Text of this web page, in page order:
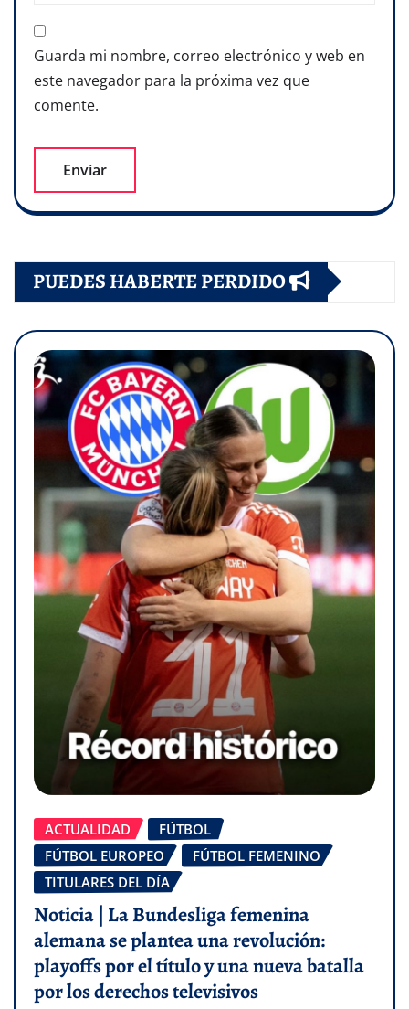
Guarda mi nombre, correo electrónico y web en
este navegador para la próxima vez que
comente.
PUEDES HABERTE PERDIDO
ACTUALIDAD
FÚTBOL
FÚTBOL EUROPEO
FÚTBOL FEMENINO
TITULARES DEL DÍA
Noticia | La Bundesliga femenina
alemana se plantea una revolución:
playoffs por el título y una nueva batalla
por los derechos televisivos